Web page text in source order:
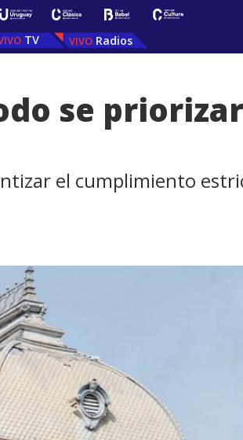
TV Radios
se
el cumplimiento